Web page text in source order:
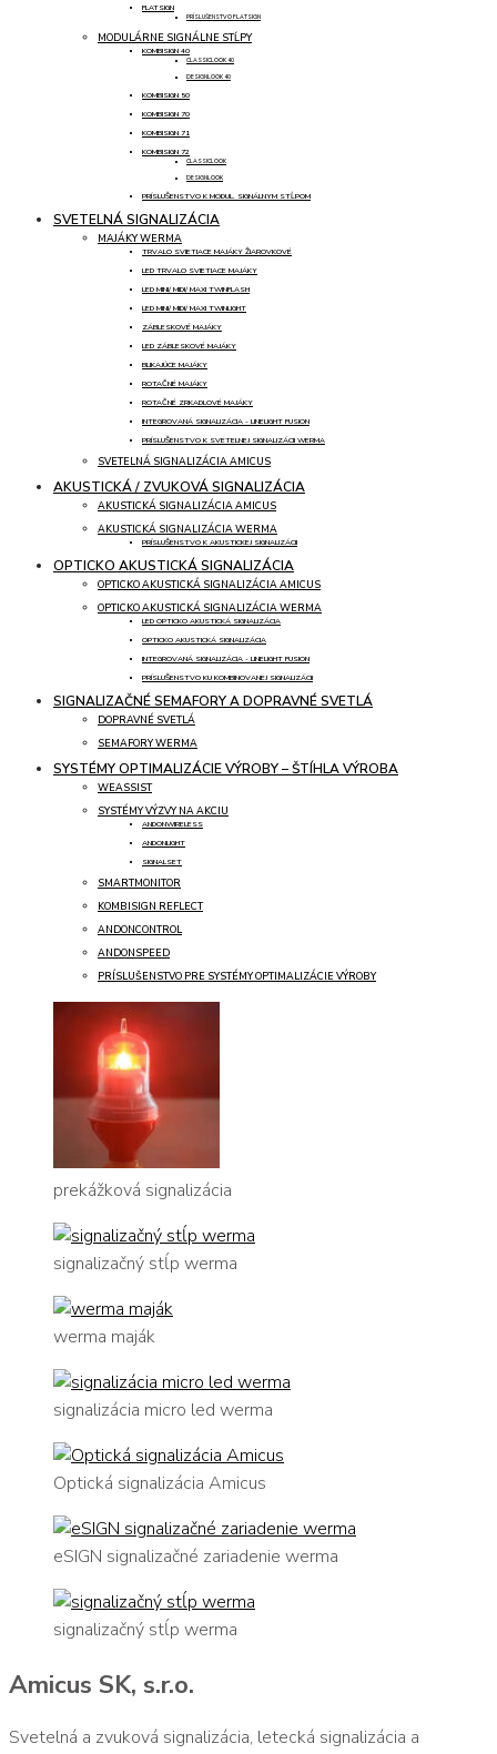
FLATSIGN
PRÍSLUŠENSTVO FLATSIGN
MODULÁRNE SIGNÁLNE STĹPY
KOMBISIGN 40
CLASSICLOOK 40
DESIGNLOOK 40
KOMBISIGN 50
KOMBISIGN 70
KOMBISIGN 71
KOMBISIGN 72
CLASSICLOOK
DESIGNLOOK
PRÍSLUŠENSTVO K MODUL. SIGNÁLNYM STĹPOM
SVETELNÁ SIGNALIZÁCIA
MAJÁKY WERMA
TRVALO SVIETIACE MAJÁKY ŽIAROVKOVÉ
LED TRVALO SVIETIACE MAJÁKY
LED MINI/ MIDI/ MAXI TWINFLASH
LED MINI/ MIDI/ MAXI TWINLIGHT
ZÁBLESKOVÉ MAJÁKY
LED ZÁBLESKOVÉ MAJÁKY
BLIKAJÚCE MAJÁKY
ROTAČNÉ MAJÁKY
ROTAČNÉ ZRKADLOVÉ MAJÁKY
INTEGROVANÁ SIGNALIZÁCIA - LINELIGHT FUSION
PRÍSLUŠENSTVO K SVETELNEJ SIGNALIZÁCII WERMA
SVETELNÁ SIGNALIZÁCIA AMICUS
AKUSTICKÁ / ZVUKOVÁ SIGNALIZÁCIA
AKUSTICKÁ SIGNALIZÁCIA AMICUS
AKUSTICKÁ SIGNALIZÁCIA WERMA
PRÍSLUŠENSTVO K AKUSTICKEJ SIGNALIZÁCII
OPTICKO AKUSTICKÁ SIGNALIZÁCIA
OPTICKO AKUSTICKÁ SIGNALIZÁCIA AMICUS
OPTICKO AKUSTICKÁ SIGNALIZÁCIA WERMA
LED OPTICKO AKUSTICKÁ SIGNALIZÁCIA
OPTICKO AKUSTICKÁ SIGNALIZÁCIA
INTEGROVANÁ SIGNALIZÁCIA - LINELIGHT FUSION
PRÍSLUŠENSTVO KU KOMBINOVANEJ SIGNALIZÁCII
SIGNALIZAČNÉ SEMAFORY A DOPRAVNÉ SVETLÁ
DOPRAVNÉ SVETLÁ
SEMAFORY WERMA
SYSTÉMY OPTIMALIZÁCIE VÝROBY – ŠTÍHLA VÝROBA
WEASSIST
SYSTÉMY VÝZVY NA AKCIU
ANDONWIRELESS
ANDONLIGHT
SIGNALSET
SMARTMONITOR
KOMBISIGN REFLECT
ANDONCONTROL
ANDONSPEED
PRÍSLUŠENSTVO PRE SYSTÉMY OPTIMALIZÁCIE VÝROBY
prekážková signalizácia
signalizačný stĺp werma
werma maják
signalizácia micro led werma
Optická signalizácia Amicus
eSIGN signalizačné zariadenie werma
signalizačný stĺp werma
Amicus SK, s.r.o.
Svetelná a zvuková signalizácia, letecká signalizácia a